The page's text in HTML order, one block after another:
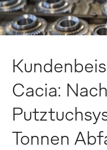
Cacia:
Tonnen